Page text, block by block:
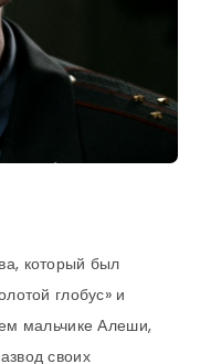
который был
глобус» и
мальчике Алеши,
своих